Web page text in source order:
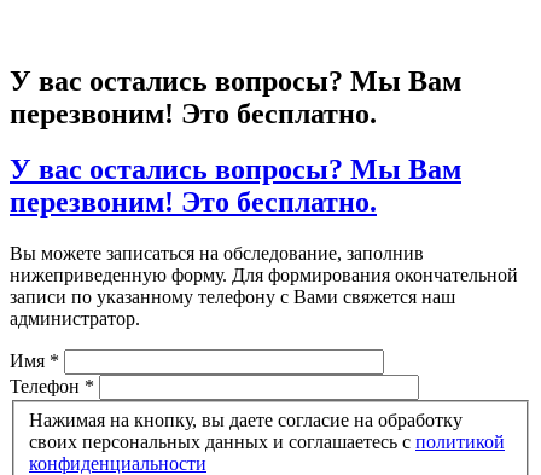
У вас остались вопросы? Мы Вам
перезвоним! Это бесплатно.
У вас остались вопросы? Мы Вам
перезвоним! Это бесплатно.
Вы можете записаться на обследование, заполнив
нижеприведенную форму. Для формирования окончательной
записи по указанному телефону с Вами свяжется наш
администратор.
Имя *
Телефон *
Нажимая на кнопку, вы даете согласие на обработку
своих персональных данных и соглашаетесь c политикой
конфиденциальности